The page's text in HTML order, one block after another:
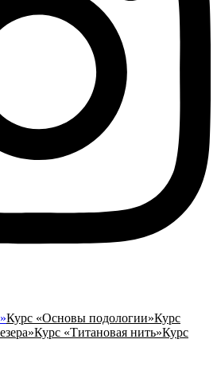
Курс «Основы подологии»Курс
Курс «Титановая нить»Курс